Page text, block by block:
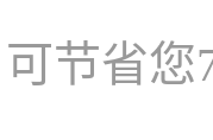
可节省您